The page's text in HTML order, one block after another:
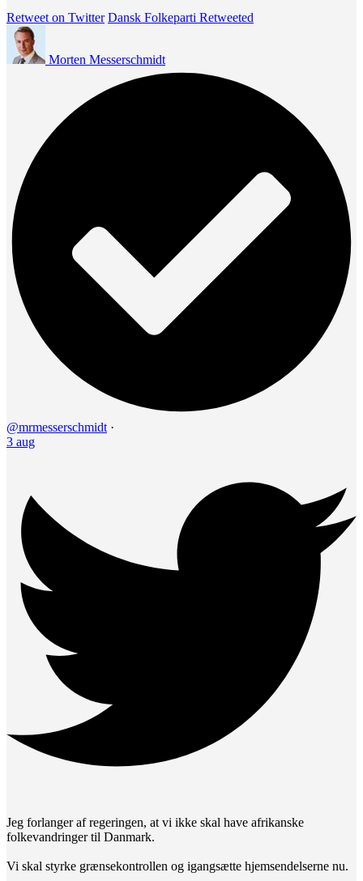
Retweet on Twitter Dansk Folkeparti Retweeted
Morten Messerschmidt
@mrmesserschmidt ·
3 aug
Jeg forlanger af regeringen, at vi ikke skal have afrikanske
folkevandringer til Danmark.
Vi skal styrke grænsekontrollen og igangsætte hjemsendelserne nu.